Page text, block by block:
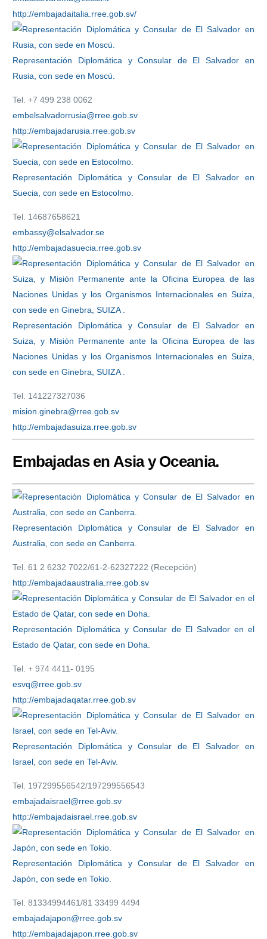
http://embajadaitalia.rree.gob.sv/
Representación Diplomática y Consular de El Salvador en
Rusia, con sede en Moscú.
Tel. +7 499 238 0062
embelsalvadorrusia@rree.gob.sv
http://embajadarusia.rree.gob.sv
Representación Diplomática y Consular de El Salvador en
Suecia, con sede en Estocolmo.
Tel. 14687658621
embassy@elsalvador.se
http://embajadasuecia.rree.gob.sv
Representación Diplomática y Consular de El Salvador en
Suiza, y Misión Permanente ante la Oficina Europea de las
Naciones Unidas y los Organismos Internacionales en Suiza,
con sede en Ginebra, SUIZA .
Tel. 141227327036
mision.ginebra@rree.gob.sv
http://embajadasuiza.rree.gob.sv
Embajadas en Asia y Oceania.
Representación Diplomática y Consular de El Salvador en
Australia, con sede en Canberra.
Tel. 61 2 6232 7022/61-2-62327222 (Recepción)
http://embajadaaustralia.rree.gob.sv
Representación Diplomática y Consular de El Salvador en el
Estado de Qatar, con sede en Doha.
Tel. + 974 4411- 0195
esvq@rree.gob.sv
http://embajadaqatar.rree.gob.sv
Representación Diplomática y Consular de El Salvador en
Israel, con sede en Tel-Aviv.
Tel. 197299556542/197299556543
embajadaisrael@rree.gob.sv
http://embajadaisrael.rree.gob.sv
Representación Diplomática y Consular de El Salvador en
Japón, con sede en Tokio.
Tel. 81334994461/81 33499 4494
embajadajapon@rree.gob.sv
http://embajadajapon.rree.gob.sv